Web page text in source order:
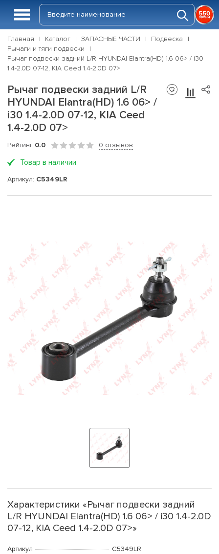
Главная Каталог ЗАПАСНЫЕ ЧАСТИ
Подвеска
Рычаги и тяги подвески
Рычаг подвески задний L/R HYUNDAI Elantra(HD) 1.6 06> / i30
1.4-2.0D 07-12, KIA Ceed 1.4-2.0D 07>
Рычаг подвески задний L/R
HYUNDAI Elantra(HD) 1.6 06> /
i30 1.4-2.0D 07-12, KIA Ceed
1.4-2.0D 07>
Рейтинг 0.0 0 отзывов
Товар в наличии
Артикул: C5349LR
Характеристики «Рычаг подвески задний
L/R HYUNDAI Elantra(HD) 1.6 06> / i30 1.4-2.0D
07-12, KIA Ceed 1.4-2.0D 07>»
Артикул
C5349LR